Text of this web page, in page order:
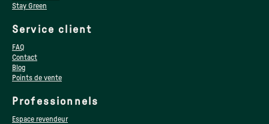
Stay Green
Service client
FAQ
Contact
Blog
Points de vente
Professionnels
Espace revendeur